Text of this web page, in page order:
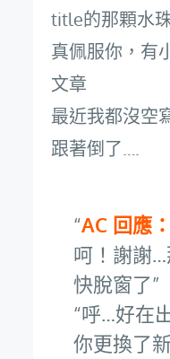
title的那顆水
真佩服你，有
文章
最近我都沒空
跟著倒了….
AC 回應：
呵！謝謝
快脫窗了
呼…好在
你更換了